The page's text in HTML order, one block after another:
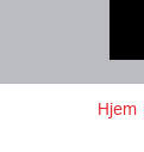
Hjem